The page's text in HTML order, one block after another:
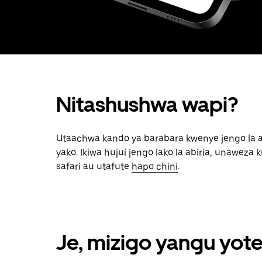
Nitashushwa wapi?
Utaachwa kando ya barabara kwenye jengo
yako. Ikiwa hujui jengo lako la abiria, unaweza
safari au utafute hapo chini.
Je, mizigo yangu